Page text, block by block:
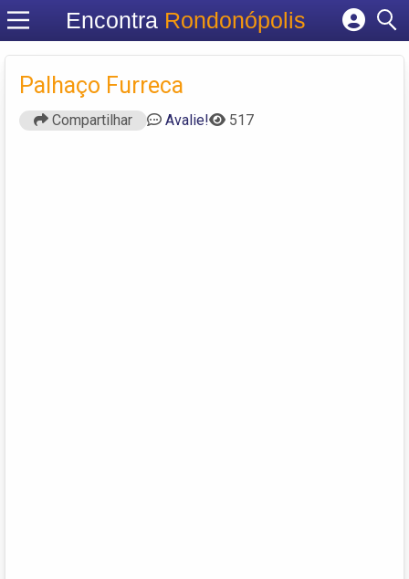
Encontra Rondonópolis
Cadastrar empresa
Palhaço Furreca
Compartilhar Avalie! 517